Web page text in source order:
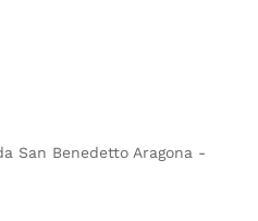
San Benedetto Aragona -